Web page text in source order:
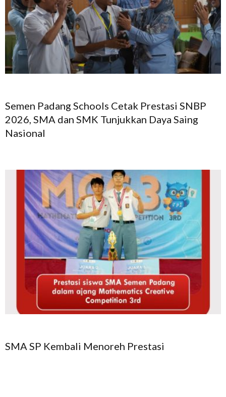
Semen Padang Schools Cetak Prestasi SNBP
2026, SMA dan SMK Tunjukkan Daya Saing
Nasional
SMA SP Kembali Menoreh Prestasi